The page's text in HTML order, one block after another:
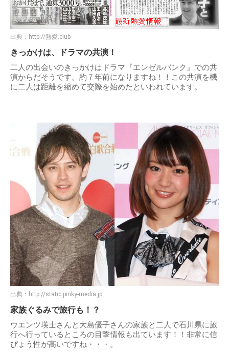
出典： http://熱愛.club
きっかけは、ドラマの共演！
二人の出会いのきっかけはドラマ『エンゼルバンク』での共
演からだそうです。約７年前になりますね！！この共演を機
に二人は距離を縮めて交際を始めたといわれています。
出典： http://static.pinky-media.jp
家族ぐるみで旅行も！？
ウエンツ瑛士さんと大島優子さんの家族と二人で石川県に旅
行へ行っているところの目撃情報も出ています！！非常に信
ぴょう性が高いですね・・・。